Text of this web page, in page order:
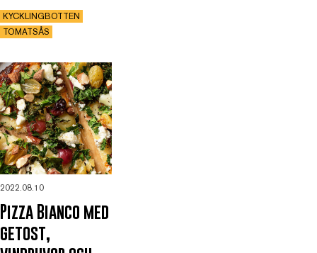
KYCKLINGBOTTEN
TOMATSÅS
2022.08.10
Pizza Bianco med
getost,